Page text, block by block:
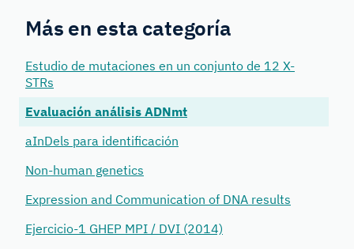
Más en esta categoría
Estudio de mutaciones en un conjunto de 12 X-
STRs
Evaluación análisis ADNmt
aInDels para identificación
Non-human genetics
Expression and Communication of DNA results
Ejercicio-1 GHEP MPI / DVI (2014)